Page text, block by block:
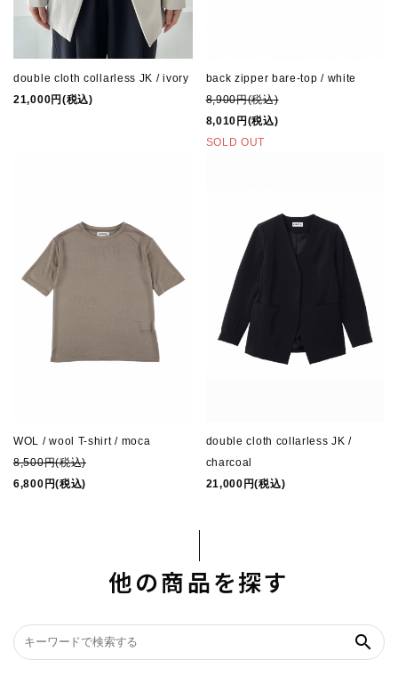
double cloth collarless JK / ivory
21,000円(税込)
back zipper bare-top / white
8,900円(税込)
8,010円(税込)
SOLD OUT
WOL / wool T-shirt / moca
8,500円(税込)
6,800円(税込)
double cloth collarless JK /
charcoal
21,000円(税込)
他の商品を探す
search